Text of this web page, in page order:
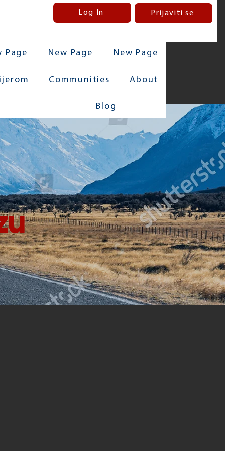
Log In Prijaviti se
Page New Page New Page
Communities About
Blog